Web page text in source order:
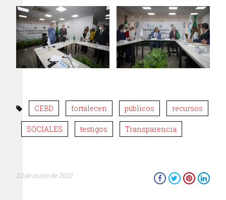
CEBD fortalecen públicos recursos
SOCIALES testigos Transparencia
23 de mayo de 2022